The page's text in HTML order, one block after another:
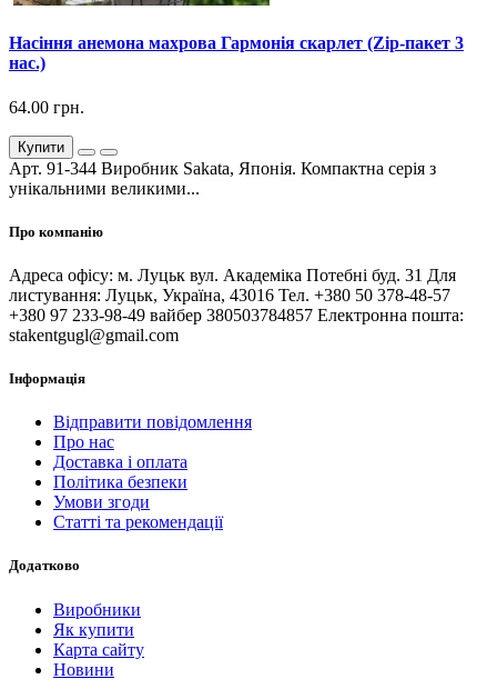
Насіння анемона махрова Гармонія скарлет (Zip-пакет 3
нас.)
64.00 грн.
Купити
Арт. 91-344 Виробник Sakata, Японія. Компактна серія з
унікальними великими...
Про компанію
Адреса офісу: м. Луцьк вул. Академіка Потебні буд. 31 Для
листування: Луцьк, Україна, 43016 Тел. +380 50 378-48-57
+380 97 233-98-49 вайбер 380503784857 Електронна пошта:
stakentgugl@gmail.com
Інформація
Відправити повідомлення
Про нас
Доставка і оплата
Політика безпеки
Умови згоди
Статті та рекомендації
Додатково
Виробники
Як купити
Карта сайту
Новини